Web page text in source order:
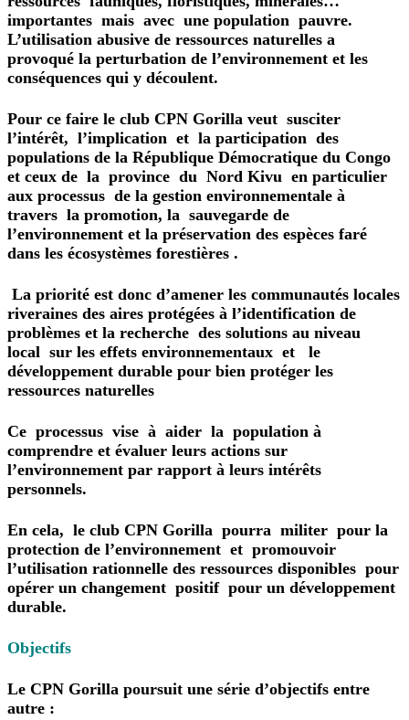
importantes mais avec une population pauvre.
L’utilisation abusive de ressources naturelles a
provoqué la perturbation de l’environnement et les
conséquences qui y découlent.
Pour ce faire le club CPN Gorilla veut susciter
l’intérêt, l’implication et la participation des
populations de la République Démocratique du Congo
et ceux de la province du Nord Kivu en particulier
aux processus de la gestion environnementale à
travers la promotion, la sauvegarde de
l’environnement et la préservation des espèces faré
dans les écosystèmes forestières .
La priorité est donc d’amener les communautés locales
riveraines des aires protégées à l’identification de
problèmes et la recherche des solutions au niveau
local sur les effets environnementaux et le
développement durable pour bien protéger les
ressources naturelles
Ce processus vise à aider la population à
comprendre et évaluer leurs actions sur
l’environnement par rapport à leurs intérêts
personnels.
En cela, le club CPN Gorilla pourra militer pour la
protection de l’environnement et promouvoir
l’utilisation rationnelle des ressources disponibles pour
opérer un changement positif pour un développement
durable.
Objectifs
Le CPN Gorilla poursuit une série d’objectifs entre
autre :